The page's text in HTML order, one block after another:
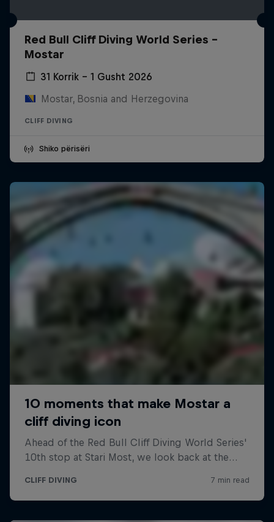
Red Bull Cliff Diving World Series -
Mostar
31 Korrik – 1 Gusht 2026
Mostar, Bosnia and Herzegovina
CLIFF DIVING
Shiko përisëri